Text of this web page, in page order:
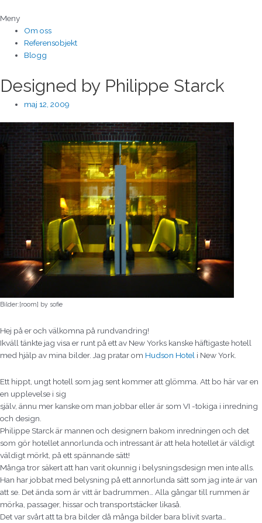
till
innehåll
Meny
Om oss
Referensobjekt
Blogg
Designed by Philippe Starck
maj 12, 2009
Bilder:[room] by sofie
Hej på er och välkomna på rundvandring!
Ikväll tänkte jag visa er runt på ett av New Yorks kanske häftigaste hotell
med hjälp av mina bilder. Jag pratar om Hudson Hotel i New York.
Ett hippt, ungt hotell som jag sent kommer att glömma. Att bo här var en
en upplevelse i sig
själv, ännu mer kanske om man jobbar eller är som VI -tokiga i inredning
och design.
Philippe Starck är mannen och designern bakom inredningen och det
som gör hotellet annorlunda och intressant är att hela hotellet är väldigt
väldigt mörkt, på ett spännande sätt!
Många tror säkert att han varit okunnig i belysningsdesign men inte alls.
Han har jobbat med belysning på ett annorlunda sätt som jag inte är van
att se. Det ända som är vitt är badrummen… Alla gångar till rummen är
mörka, passager, hissar och transportstäcker likaså.
Det var svårt att ta bra bilder då många bilder bara blivit svarta…